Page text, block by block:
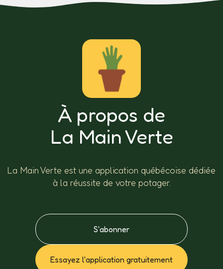
À propos de
La Main Verte
La Main Verte est une application québécoise dédiée
à la réussite de votre potager.
S'abonner
Essayez l'application gratuitement